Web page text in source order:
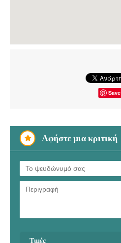
Save
Αφήστε μια κριτική
Τιμές